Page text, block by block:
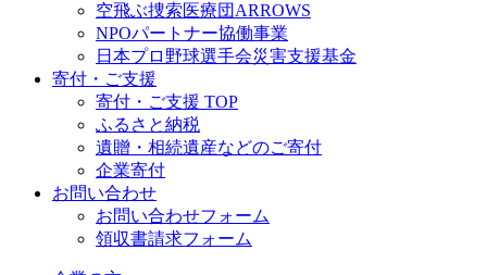
空飛ぶ捜索医療団ARROWS
NPOパートナー協働事業
日本プロ野球選手会災害支援基金
寄付・ご支援
寄付・ご支援 TOP
ふるさと納税
遺贈・相続遺産などのご寄付
企業寄付
お問い合わせ
お問い合わせフォーム
領収書請求フォーム